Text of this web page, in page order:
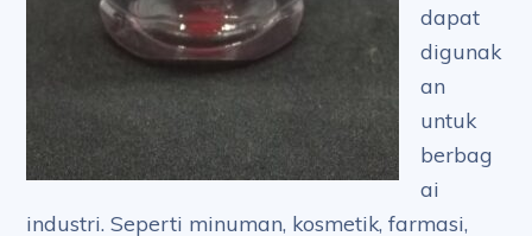
dapat
digunak
an
untuk
berbag
ai
industri. Seperti minuman, kosmetik, farmasi,